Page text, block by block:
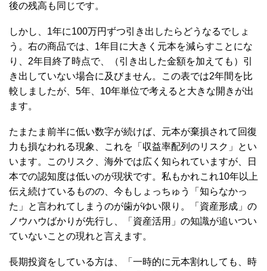
後の残高も同じです。
しかし、1年に100万円ずつ引き出したらどうなるでしょ
う。右の商品では、1年目に大きく元本を減らすことにな
り、2年目終了時点で、（引き出した金額を加えても）引
き出していない場合に及びません。この表では2年間を比
較しましたが、5年、10年単位で考えると大きな開きが出
ます。
たまたま前半に低い数字が続けば、元本が棄損されて回復
力も損なわれる現象、これを「収益率配列のリスク」とい
います。このリスク、海外では広く知られていますが、日
本での認知度は低いのが現状です。私もかれこれ10年以上
伝え続けているものの、今もしょっちゅう「知らなかっ
た」と言われてしまうのが歯がゆい限り。「資産形成」の
ノウハウばかりが先行し、「資産活用」の知識が追いつい
ていないことの現れと言えます。
長期投資をしている方は、「一時的に元本割れしても、時